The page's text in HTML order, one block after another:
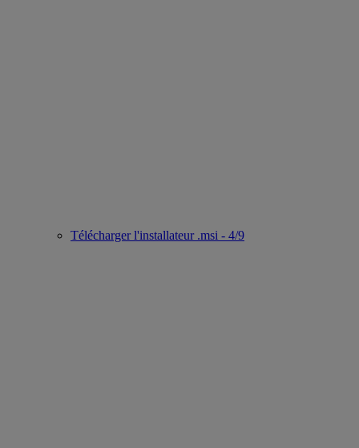
Télécharger l'installateur .msi - 4/9